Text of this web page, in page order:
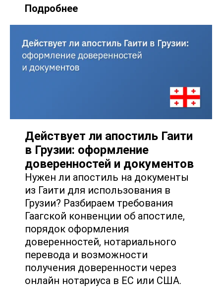
Подробнее
Действует ли апостиль Гаити
в Грузии: оформление
доверенностей и документов
Нужен ли апостиль на документы
из Гаити для использования в
Грузии? Разбираем требования
Гаагской конвенции об апостиле,
порядок оформления
доверенностей, нотариального
перевода и возможности
получения доверенности через
онлайн нотариуса в ЕС или США.